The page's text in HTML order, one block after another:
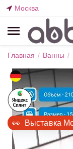
Москва
Главная / Ванны /
👀  Выставка Москва